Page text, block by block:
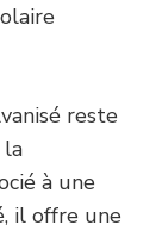
reste
la
à une
il offre une